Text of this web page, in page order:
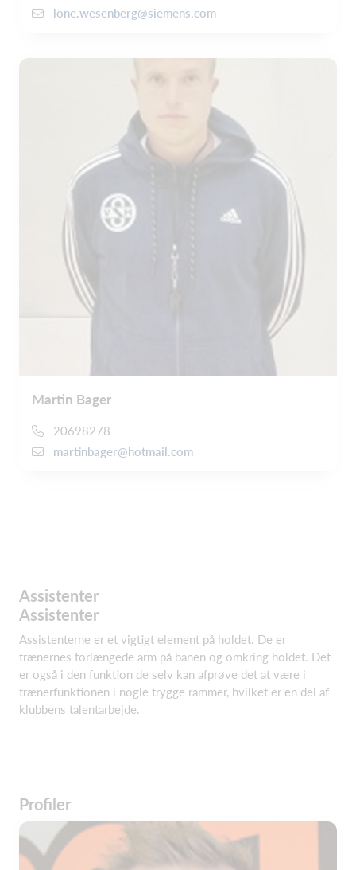
lone.wesenberg@siemens.com
Martin Bager
20698278
martinbager@hotmail.com
Assistenter
Assistenter
Assistenterne er et vigtigt element på holdet. De er
trænernes forlængede arm på banen og omkring holdet. Det
er også i den funktion de selv kan afprøve det at være i
trænerfunktionen i nogle trygge rammer, hvilket er en del af
klubbens talentarbejde.
Profiler